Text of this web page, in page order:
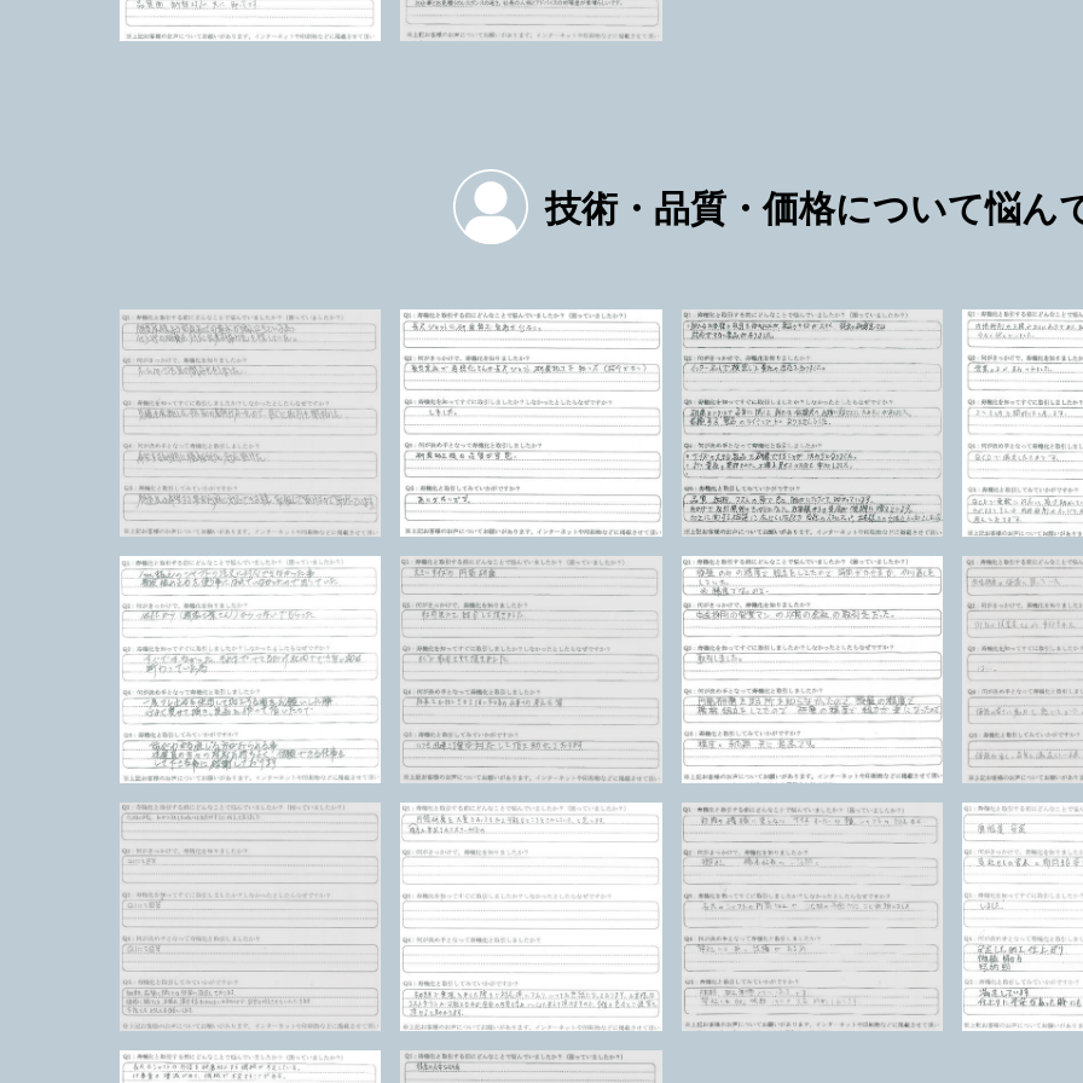
技術・品質・価格について悩ん